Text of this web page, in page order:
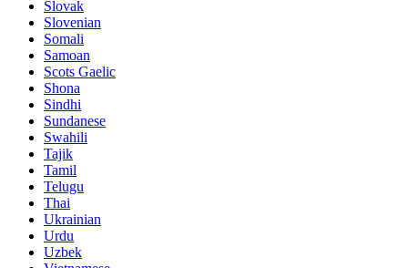
Slovak
Slovenian
Somali
Samoan
Scots Gaelic
Shona
Sindhi
Sundanese
Swahili
Tajik
Tamil
Telugu
Thai
Ukrainian
Urdu
Uzbek